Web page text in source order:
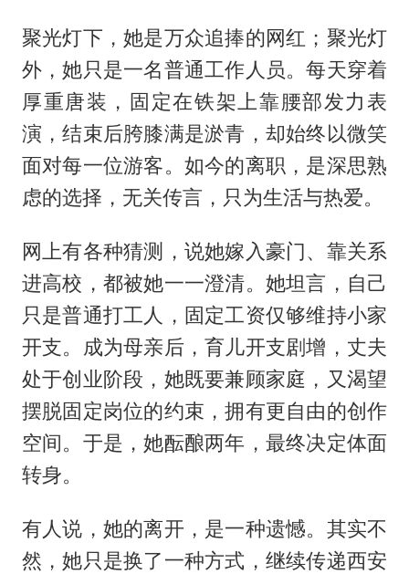
聚光灯下，她是万众追捧的网红；聚光灯
外，她只是一名普通工作人员。每天穿着
厚重唐装，固定在铁架上靠腰部发力表
演，结束后胯膝满是淤青，却始终以微笑
面对每一位游客。如今的离职，是深思熟
虑的选择，无关传言，只为生活与热爱。
网上有各种猜测，说她嫁入豪门、靠关系
进高校，都被她一一澄清。她坦言，自己
只是普通打工人，固定工资仅够维持小家
开支。成为母亲后，育儿开支剧增，丈夫
处于创业阶段，她既要兼顾家庭，又渴望
摆脱固定岗位的约束，拥有更自由的创作
空间。于是，她酝酿两年，最终决定体面
转身。
有人说，她的离开，是一种遗憾。其实不
然，她只是换了一种方式，继续传递西安